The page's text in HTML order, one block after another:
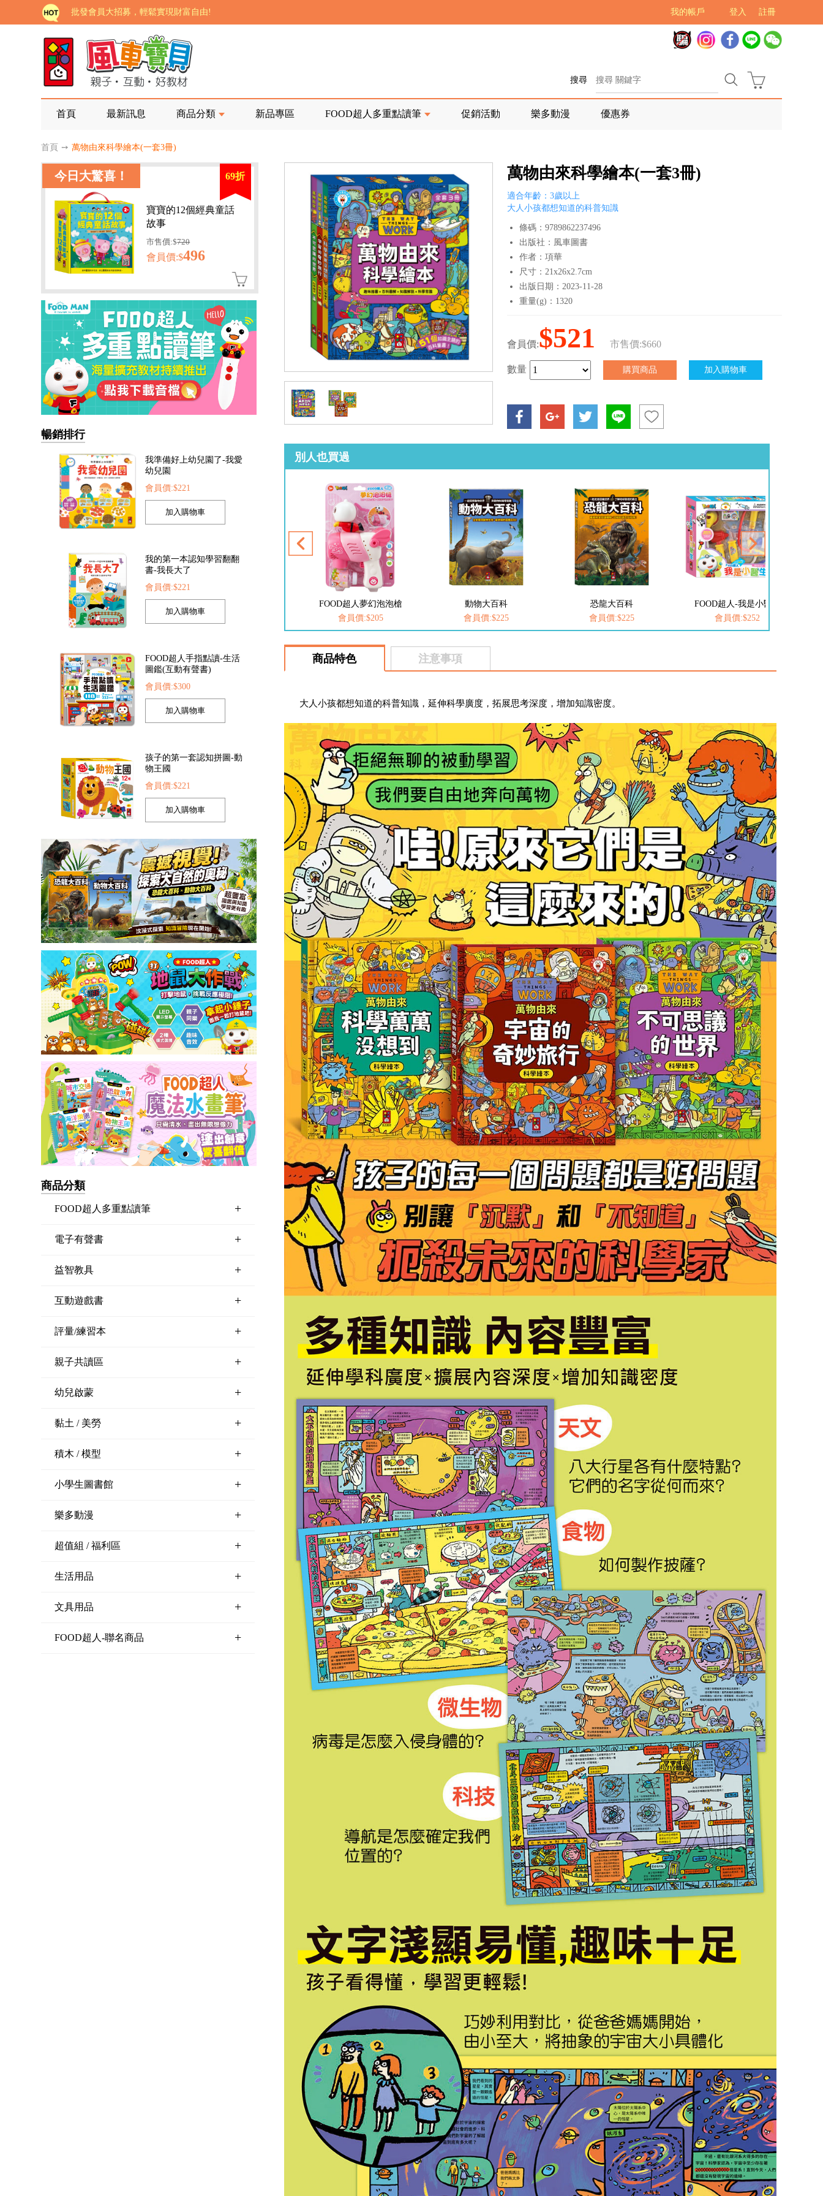
註冊
登入
我的帳戶
批發會員大招募，輕鬆實現財富自由!
如需更改或重開發票 需在訂單成立三天內通知客服 寄回發票需附上回郵郵票
老師您好!!幼教會員火熱招募中~
海外購物免煩惱！點我查看『海外購物流程說明』
家長樂了!「風車書版集團暨FOOD超人企業總部」目前正興建中!
老師您好!!幼教會員火熱招募中~
海外購物免煩惱！點我查看『海外購物流程說明』
搜尋
首頁 最新訊息 商品分類 新品專區 FOOD超人多重點讀筆 促銷活動 樂多動漫 優惠券
首頁 ➙ 萬物由來科學繪本(一套3冊)
今日大驚喜！ 69折
寶寶的12個經典童話
故事
市售價:$720
會員價:$496
暢銷排行
我準備好上幼兒園了-我愛
我的第一本認知學習翻翻
書-我長大了
FOOD超人手指點讀-生活
圖鑑(互動有聲書)
孩子的第一套認知拼圖-動
物王國
商品分類
FOOD超人多重點讀筆 +
電子有聲書 +
益智教具 +
互動遊戲書 +
評量/練習本 +
親子共讀區 +
幼兒啟蒙 +
黏土 / 美勞 +
積木 / 模型 +
小學生圖書館 +
樂多動漫 +
超值組 / 福利區 +
生活用品 +
文具用品 +
FOOD超人-聯名商品 +
萬物由來科學繪本(一套3冊)
適合年齡：3歲以上
大人小孩都想知道的科普知識
條碼：9789862237496
出版社：風車圖書
作者：項華
尺寸：21x26x2.7cm
出版日期：2023-11-28
重量(g)：1320
會員價:$521 市售價:$660
數量
別人也買過
FOOD超人繽紛泡泡槍
會員價:$205
動物大百科
會員價:$225
恐龍大百科
會員價:$225
FOOD超人-我是小醫生
會員價:$252
愛思考的小小孩(全套8冊)
會員價:$537
商品特色 注意事項
大人小孩都想知道的科普知識，延伸科學廣度，拓展思考深度，增加知識密度。